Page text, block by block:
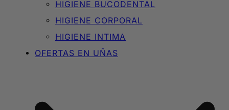
HIGIENE BUCODENTAL
HIGIENE CORPORAL
HIGIENE INTIMA
OFERTAS EN UÑAS